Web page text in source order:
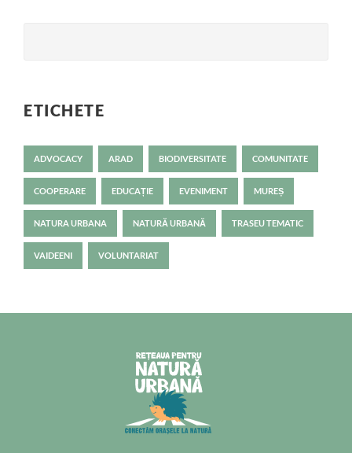
ETICHETE
ADVOCACY ARAD BIODIVERSITATE COMUNITATE
COOPERARE EDUCAȚIE EVENIMENT MUREȘ
NATURA URBANA NATURĂ URBANĂ TRASEU TEMATIC
VAIDEENI VOLUNTARIAT